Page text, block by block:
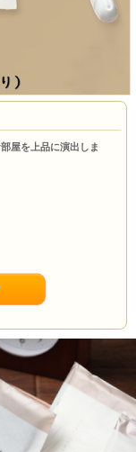
屋を上品に演出しま